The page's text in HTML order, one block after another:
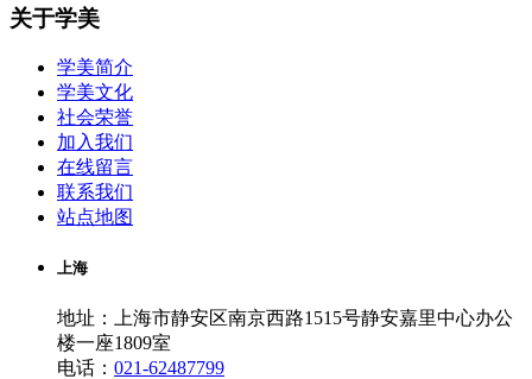
关于学美
学美简介
学美文化
社会荣誉
加入我们
在线留言
联系我们
站点地图
上海
地址：上海市静安区南京西路1515号静安嘉里中心办公
楼一座1809室
电话： 021-62487799